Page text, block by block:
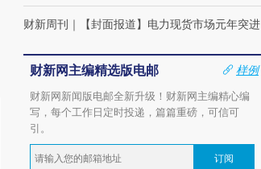
财新周刊 ｜ 【封面报道】电力现货市场元年突进
财新网主编精选版电邮
样例
财新网新闻版电邮全新升级！财新网主编精心编
写，每个工作日定时投递，篇篇重磅，可信可
引。
订阅